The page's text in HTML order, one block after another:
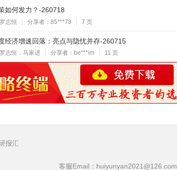
如何发力？-260718
志恒 分享者：85***78 7 页
经济增速回落：亮点与隐忧并存-260715
志恒，马家进 分享者：be***im 11 页
报汇
客服Email：huiyunyan2021@126.com